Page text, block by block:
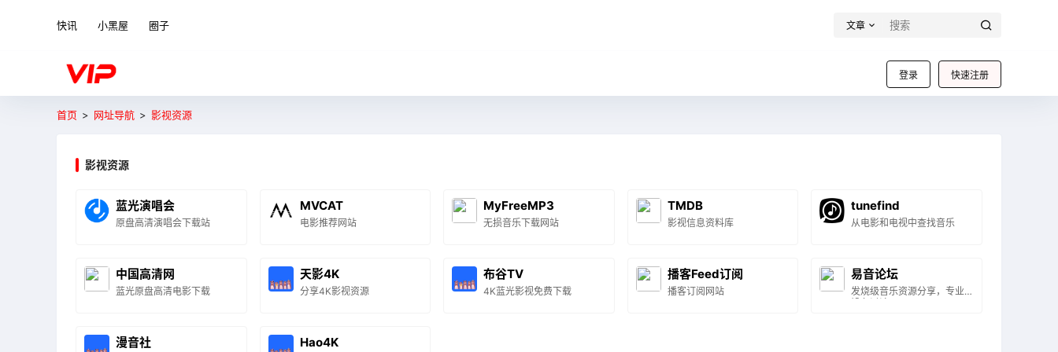
快讯 小黑屋 圈子 文章
登录 快速注册
首页 > 网址导航 > 影视资源
影视资源
蓝光演唱会
原盘高清演唱会下载站
MVCAT
电影推荐网站
MyFreeMP3
无损音乐下载网站
TMDB
影视信息资料库
tunefind
从电影和电视中查找音乐
中国高清网
蓝光原盘高清电影下载
天影4K
分享4K影视资源
布谷TV
4K蓝光影视免费下载
播客Feed订阅
播客订阅网站
易音论坛
发烧级音乐资源分享，专业
漫音社 Hao4K